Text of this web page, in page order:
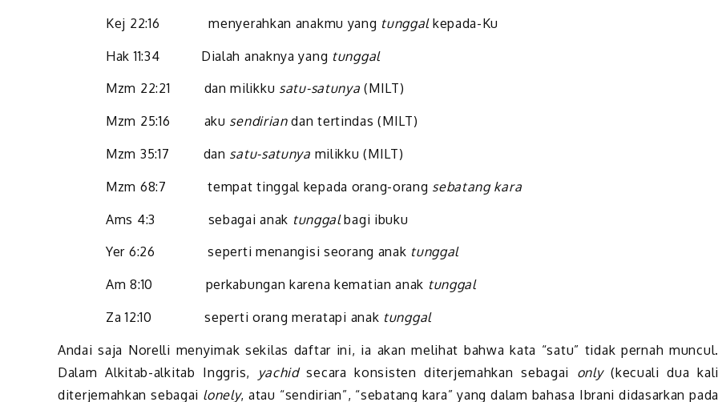
Kej 22:16 menyerahkan anakmu yang tunggalkepada-Ku
Hak 11:34 Dialah anaknya yang tunggal
Mzm 22:21 dan milikku satu-satunya (MILT)
Mzm 25:16 aku sendiriandan tertindas (MILT)
Mzm 35:17 dan satu-satunya milikku (MILT)
Mzm 68:7 tempat tinggal kepada orang-orang sebatang kara
Ams 4:3 sebagai anak tunggalbagi ibuku
Yer 6:26 seperti menangisi seorang anak tunggal
Am 8:10 perkabungan karena kematian anak tunggal
Za 12:10 seperti orang meratapi anak tunggal
Andai saja Norelli menyimak sekilas daftar ini, ia akan melihat bahwa kata “satu” tidak pernah muncul.
Dalam Alkitab-alkitab Inggris,
yachidsecara konsisten diterjemahkan sebagai only(kecuali dua kali
diterjemahkan sebagai lonely, atau “sendirian”, “sebatang kara” yang dalam bahasa Ibrani didasarkan pada